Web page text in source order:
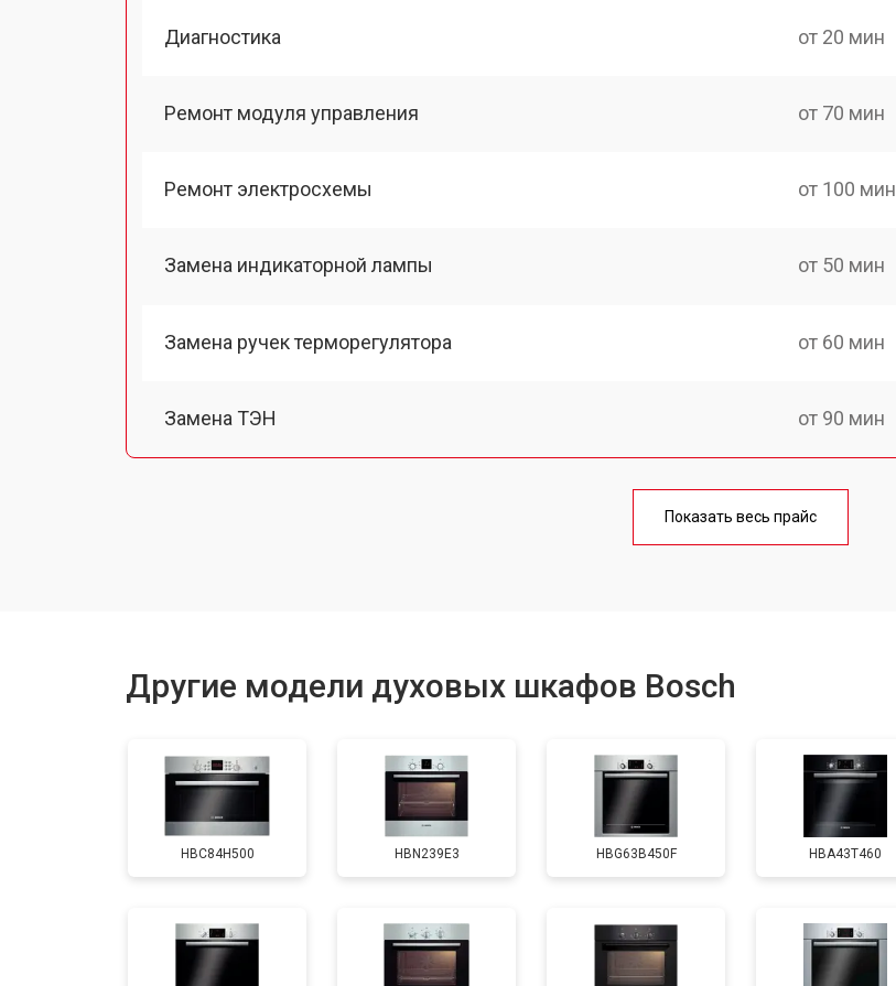
Диагностика от 20 мин
Ремонт модуля управления от 70 мин
Ремонт электросхемы от 100 мин
Замена индикаторной лампы от 50 мин
Замена ручек терморегулятора от 60 мин
Замена ТЭН от 90 мин
от 60 мин
Показать весь прайс
Другие модели духовых шкафов Bosch
HBC84H500 HBN239E3 HBG63B450F HBA43T460